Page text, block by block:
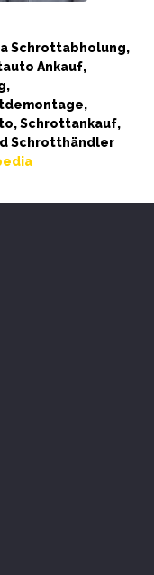
Schrottabholung,
Ankauf,
Schrottankauf,
Schrotthändler